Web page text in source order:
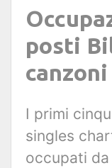
posti
I primi
singles
occupati da